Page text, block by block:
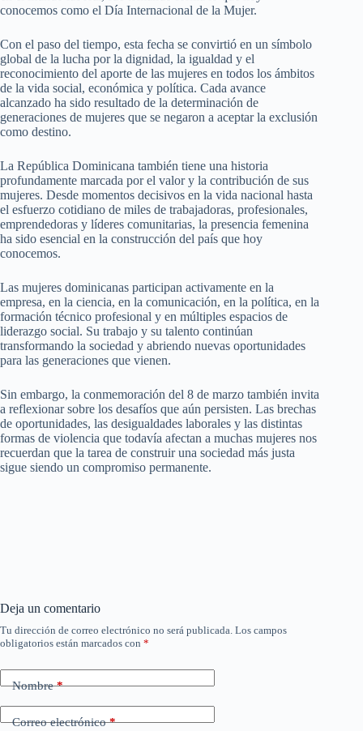
conocemos como el Día Internacional de la Mujer.
Con el paso del tiempo, esta fecha se convirtió en un símbolo
global de la lucha por la dignidad, la igualdad y el
reconocimiento del aporte de las mujeres en todos los ámbitos
de la vida social, económica y política. Cada avance
alcanzado ha sido resultado de la determinación de
generaciones de mujeres que se negaron a aceptar la exclusión
como destino.
La República Dominicana también tiene una historia
profundamente marcada por el valor y la contribución de sus
mujeres. Desde momentos decisivos en la vida nacional hasta
el esfuerzo cotidiano de miles de trabajadoras, profesionales,
emprendedoras y líderes comunitarias, la presencia femenina
ha sido esencial en la construcción del país que hoy
conocemos.
Las mujeres dominicanas participan activamente en la
empresa, en la ciencia, en la comunicación, en la política, en la
formación técnico profesional y en múltiples espacios de
liderazgo social. Su trabajo y su talento continúan
transformando la sociedad y abriendo nuevas oportunidades
para las generaciones que vienen.
Sin embargo, la conmemoración del 8 de marzo también invita
a reflexionar sobre los desafíos que aún persisten. Las brechas
de oportunidades, las desigualdades laborales y las distintas
formas de violencia que todavía afectan a muchas mujeres nos
recuerdan que la tarea de construir una sociedad más justa
sigue siendo un compromiso permanente.
Deja un comentario
Tu dirección de correo electrónico no será publicada. Los campos
obligatorios están marcados con *
Nombre*
Correo electrónico*